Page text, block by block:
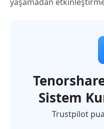
Sistem
Trustpilot